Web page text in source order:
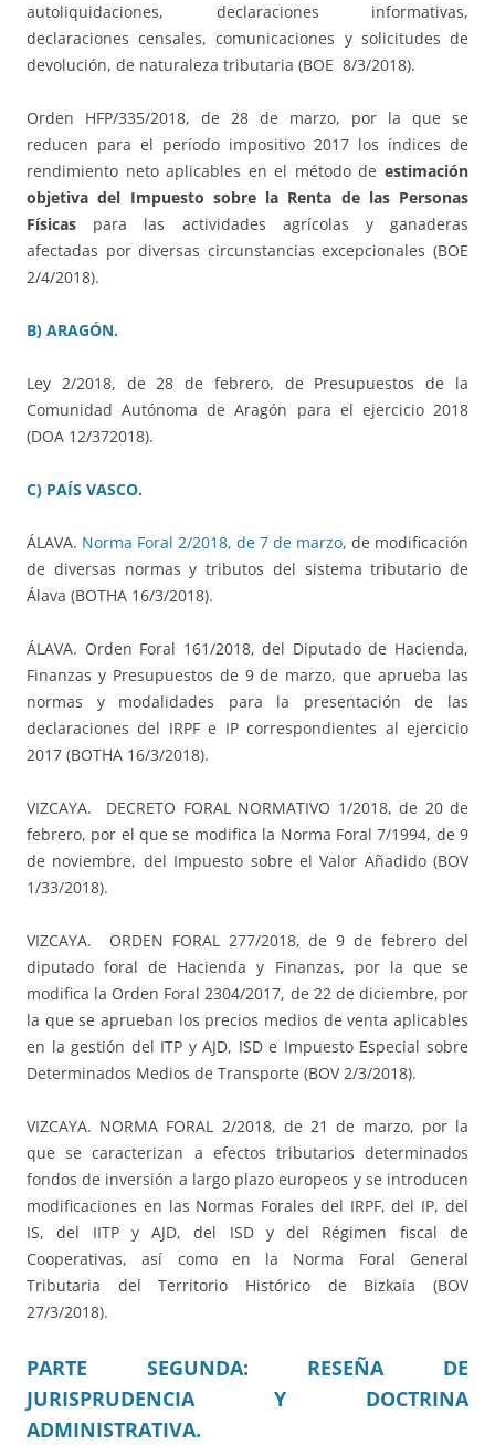
autoliquidaciones, declaraciones informativas,
declaraciones censales, comunicaciones y solicitudes de
devolución, de naturaleza tributaria (BOE 8/3/2018).
Orden HFP/335/2018, de 28 de marzo, por la que se
reducen para el período impositivo 2017 los índices de
rendimiento neto aplicables en el método de estimación
objetiva del Impuesto sobre la Renta de las Personas
Físicas para las actividades agrícolas y ganaderas
afectadas por diversas circunstancias excepcionales (BOE
2/4/2018).
B) ARAGÓN.
Ley 2/2018, de 28 de febrero, de Presupuestos de la
Comunidad Autónoma de Aragón para el ejercicio 2018
(DOA 12/372018).
C) PAÍS VASCO.
ÁLAVA. Norma Foral 2/2018, de 7 de marzo, de modificación
de diversas normas y tributos del sistema tributario de
Álava (BOTHA 16/3/2018).
ÁLAVA. Orden Foral 161/2018, del Diputado de Hacienda,
Finanzas y Presupuestos de 9 de marzo, que aprueba las
normas y modalidades para la presentación de las
declaraciones del IRPF e IP correspondientes al ejercicio
2017 (BOTHA 16/3/2018).
VIZCAYA. DECRETO FORAL NORMATIVO 1/2018, de 20 de
febrero, por el que se modifica la Norma Foral 7/1994, de 9
de noviembre, del Impuesto sobre el Valor Añadido (BOV
1/33/2018).
VIZCAYA. ORDEN FORAL 277/2018, de 9 de febrero del
diputado foral de Hacienda y Finanzas, por la que se
modifica la Orden Foral 2304/2017, de 22 de diciembre, por
la que se aprueban los precios medios de venta aplicables
en la gestión del ITP y AJD, ISD e Impuesto Especial sobre
Determinados Medios de Transporte (BOV 2/3/2018).
VIZCAYA. NORMA FORAL 2/2018, de 21 de marzo, por la
que se caracterizan a efectos tributarios determinados
fondos de inversión a largo plazo europeos y se introducen
modificaciones en las Normas Forales del IRPF, del IP, del
IS, del IITP y AJD, del ISD y del Régimen fiscal de
Cooperativas, así como en la Norma Foral General
Tributaria del Territorio Histórico de Bizkaia (BOV
27/3/2018).
PARTE SEGUNDA: RESEÑA DE
JURISPRUDENCIA Y DOCTRINA
ADMINISTRATIVA.